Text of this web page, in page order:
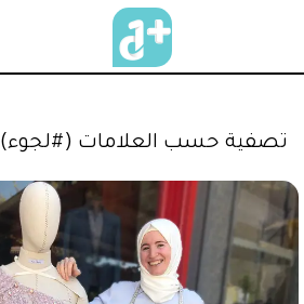
تصفية حسب العلامات (#لجوء)